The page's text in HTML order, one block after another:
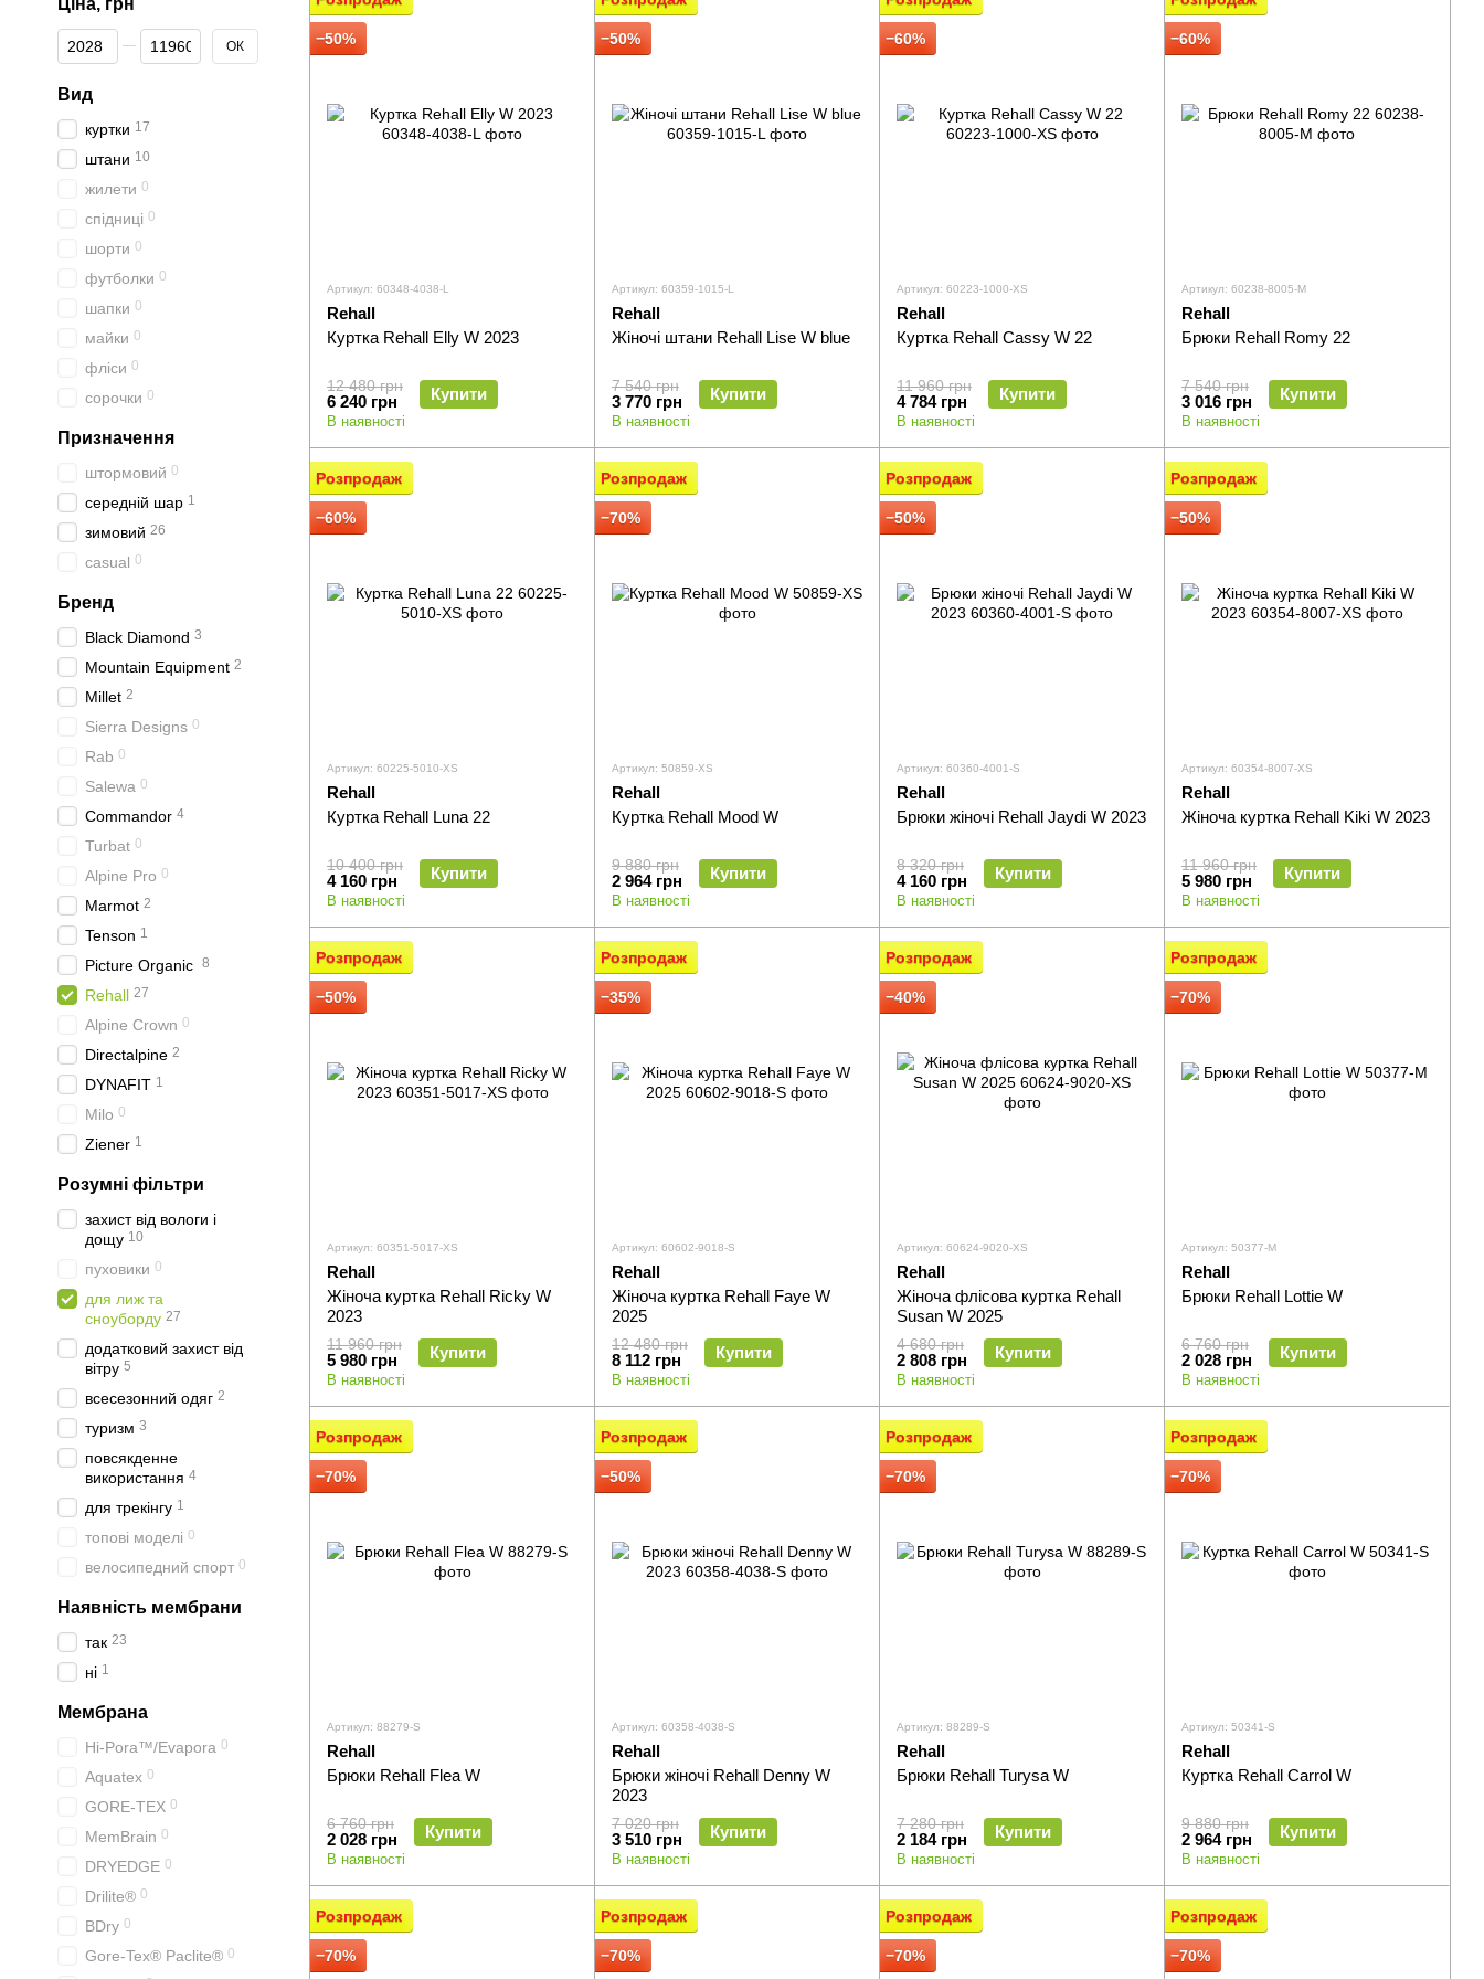
−50%
Артикул: 60348-4038-L
Rehall
Куртка Rehall Elly W 2023
12 480 грн
6 240 грн Купити
В наявності
−50%
Артикул: 60359-1015-L
Rehall
Жіночі штани Rehall Lise W blue
7 540 грн
3 770 грн Купити
В наявності
−60%
Артикул: 60223-1000-XS
Rehall
Куртка Rehall Cassy W 22
11 960 грн
4 784 грн Купити
В наявності
−60%
Артикул: 60238-8005-M
Rehall
Брюки Rehall Romy 22
7 540 грн
3 016 грн Купити
В наявності
Розпродаж
−60%
Артикул: 60225-5010-XS
Rehall
Куртка Rehall Luna 22
10 400 грн
4 160 грн Купити
В наявності
Розпродаж
−70%
Артикул: 50859-XS
Rehall
Куртка Rehall Mood W
9 880 грн
2 964 грн Купити
В наявності
Розпродаж
−50%
Артикул: 60360-4001-S
Rehall
Брюки жіночі Rehall Jaydi W 2023
8 320 грн
4 160 грн Купити
В наявності
Розпродаж
−50%
Артикул: 60354-8007-XS
Rehall
Жіноча куртка Rehall Kiki W 2023
11 960 грн
5 980 грн Купити
В наявності
Розпродаж
−50%
Артикул: 60351-5017-XS
Rehall
Жіноча куртка Rehall Ricky W
2023
11 960 грн
5 980 грн Купити
В наявності
Розпродаж
−35%
Артикул: 60602-9018-S
Rehall
Жіноча куртка Rehall Faye W
2025
12 480 грн
8 112 грн Купити
В наявності
Розпродаж
−40%
Артикул: 60624-9020-XS
Rehall
Жіноча флісова куртка Rehall
Susan W 2025
4 680 грн
2 808 грн Купити
В наявності
Розпродаж
−70%
Артикул: 50377-M
Rehall
Брюки Rehall Lottie W
6 760 грн
2 028 грн Купити
В наявності
Розпродаж
−70%
Артикул: 88279-S
Rehall
Брюки Rehall Flea W
6 760 грн
2 028 грн Купити
В наявності
Розпродаж
−50%
Артикул: 60358-4038-S
Rehall
Брюки жіночі Rehall Denny W
2023
7 020 грн
3 510 грн Купити
В наявності
Розпродаж
−70%
Артикул: 88289-S
Rehall
Брюки Rehall Turysa W
7 280 грн
2 184 грн Купити
В наявності
Розпродаж
−70%
Артикул: 50341-S
Rehall
Куртка Rehall Carrol W
9 880 грн
2 964 грн Купити
В наявності
Розпродаж
−70%
Розпродаж
−70%
Розпродаж
−70%
Розпродаж
−70%
Ціна, грн
Від Ціна, грн
До Ціна, грн ОК
Вид
куртки 17
штани 10
жилети 0
спідниці 0
шорти 0
футболки 0
шапки 0
майки 0
фліси 0
сорочки 0
Призначення
штормовий 0
середній шар 1
зимовий 26
casual 0
Бренд
Black Diamond 3
Mountain Equipment 2
Millet 2
Sierra Designs 0
Rab 0
Salewa 0
Commandor 4
Turbat 0
Alpine Pro 0
Marmot 2
Tenson 1
Picture Organic 8
Rehall 27
Alpine Crown 0
Directalpine 2
DYNAFIT 1
Milo 0
Ziener 1
Розумні фільтри
захист від вологи і
дощу 10
пуховики 0
для лиж та
сноуборду 27
додатковий захист від
вітру 5
всесезонний одяг 2
туризм 3
повсякденне
використання 4
для трекінгу 1
топові моделі 0
велосипедний спорт 0
Наявність мембрани
так 23
ні 1
Мембрана
Hi-Pora™/Evapora 0
Aquatex 0
GORE-TEX 0
MemBrain 0
DRYEDGE 0
Drilite® 0
BDry 0
Gore-Tex® Paclite® 0